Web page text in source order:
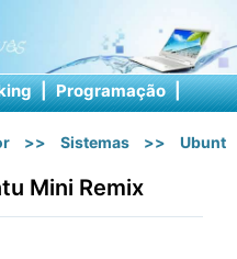
| Programação |
>> Sistemas >> Ubuntu
Mini Remix